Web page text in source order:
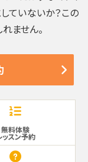
ていないか？この
ません。
無料体験
ッスン予約